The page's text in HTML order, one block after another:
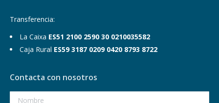
Transferencia:
La Caixa ES51 2100 2590 30 0210035582
Caja Rural ES59 3187 0209 0420 8793 8722
Contacta con nosotros